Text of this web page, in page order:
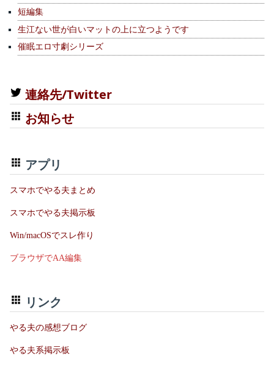
短編集
生江ない世が白いマットの上に立つようです
催眠エロ寸劇シリーズ
連絡先/Twitter
お知らせ
アプリ
スマホでやる夫まとめ
スマホでやる夫掲示板
Win/macOSでスレ作り
ブラウザでAA編集
リンク
やる夫の感想ブログ
やる夫系掲示板